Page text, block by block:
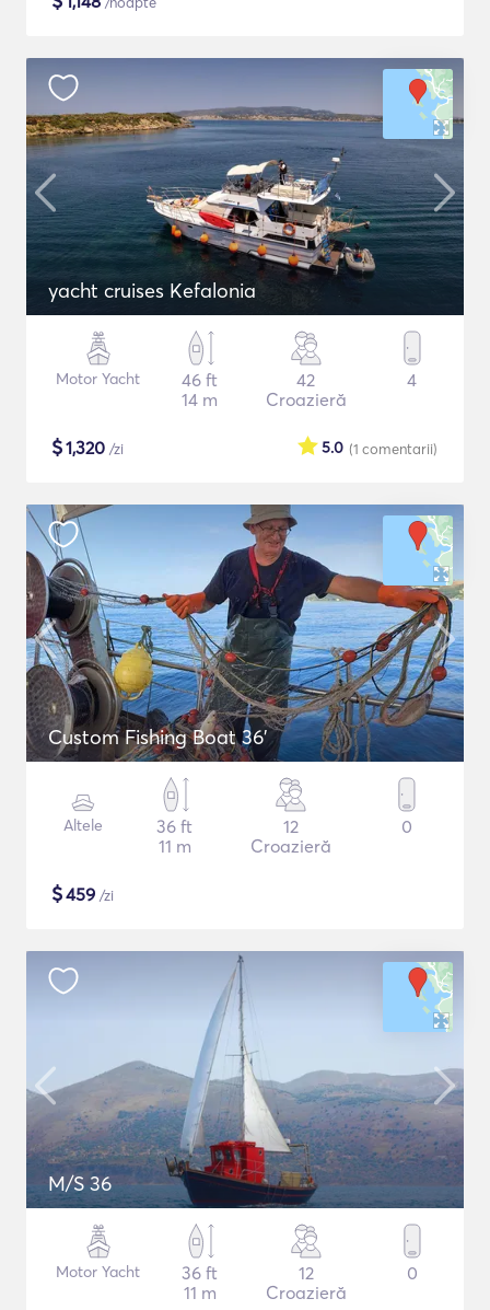
yacht cruises Kefalonia
Motor Yacht
46 ft
14 m
42
Croazieră
4
$1,320 /zi (1 comentarii)
5.0
Custom Fishing Boat 36'
Altele
36 ft
11 m
12
Croazieră
0
$459 /zi
M/S 36
Motor Yacht
36 ft
11 m
12
Croazieră
0